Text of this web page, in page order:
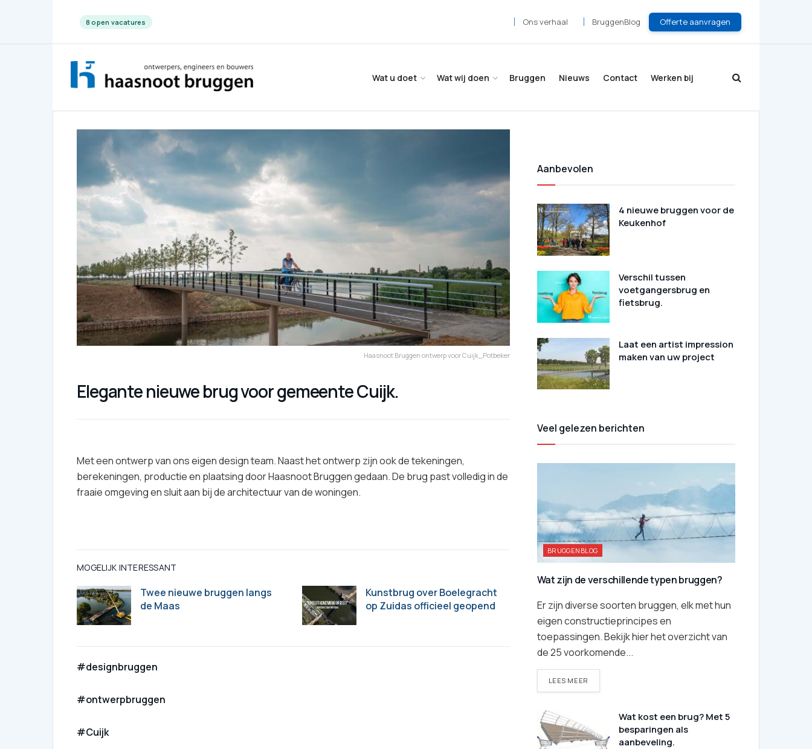
8 open vacatures Offerte aanvragen
Ons verhaal BruggenBlog
Wat u doet Wat wij doen Bruggen Nieuws Contact Werken bij
Haasnoot Bruggen ontwerp voor Cuijk_Potbeker
Elegante nieuwe brug voor gemeente Cuijk.
Met een ontwerp van ons eigen design team. Naast het ontwerp zijn ook de tekeningen,
berekeningen, productie en plaatsing door Haasnoot Bruggen gedaan. De brug past volledig in de
fraaie omgeving en sluit aan bij de architectuur van de woningen.
MOGELIJK INTERESSANT
Twee nieuwe bruggen langs
de Maas
Kunstbrug over Boelegracht
op Zuidas officieel geopend
#designbruggen
#ontwerpbruggen
#Cuijk
Aanbevolen
4 nieuwe bruggen voor de
Keukenhof
Verschil tussen
voetgangersbrug en
fietsbrug.
Laat een artist impression
maken van uw project
Veel gelezen berichten
BRUGGENBLOG
Wat zijn de verschillende typen bruggen?
Er zijn diverse soorten bruggen, elk met hun
eigen constructieprincipes en
toepassingen. Bekijk hier het overzicht van
de 25 voorkomende...
LEES MEER
Wat kost een brug? Met 5
besparingen als
aanbeveling.